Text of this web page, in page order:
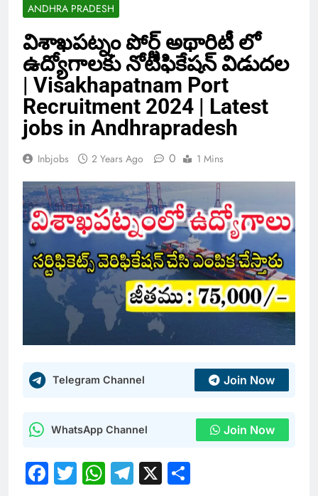
ANDHRA PRADESH
విశాఖపట్నం పోర్ట్ అథారిటీ లో
ఉద్యోగాలకు నోటిఫికేషన్ విడుదల
| Visakhapatnam Port
Recruitment 2024 | Latest
jobs in Andhrapradesh
Inbjobs 2 Years Ago 0 1 Mins
Telegram Channel Join Now
WhatsApp Channel Join Now
Facebook
Twitter
WhatsApp
Telegram
X